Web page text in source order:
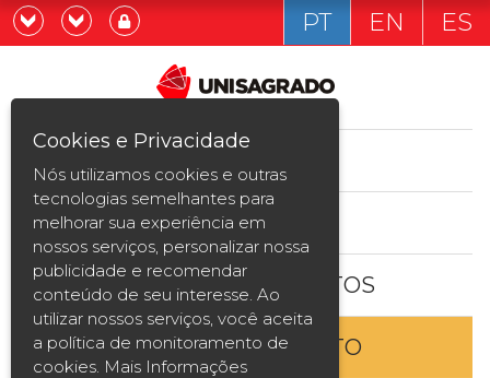
Graduação
Pós-graduação e MBA
Curta Duração
Vestibular
2ª Graduação
Já sou estudande
Quero ser estudante
PT EN ES
ESTUDE AQUI
BOLSAS E DESCONTOS
ENTRE EM CONTATO
Cookies e Privacidade
Nós utilizamos cookies e outras
tecnologias semelhantes para
melhorar sua experiência em
nossos serviços, personalizar nossa
publicidade e recomendar
conteúdo de seu interesse. Ao
utilizar nossos serviços, você aceita
a política de monitoramento de
cookies. Mais Informações